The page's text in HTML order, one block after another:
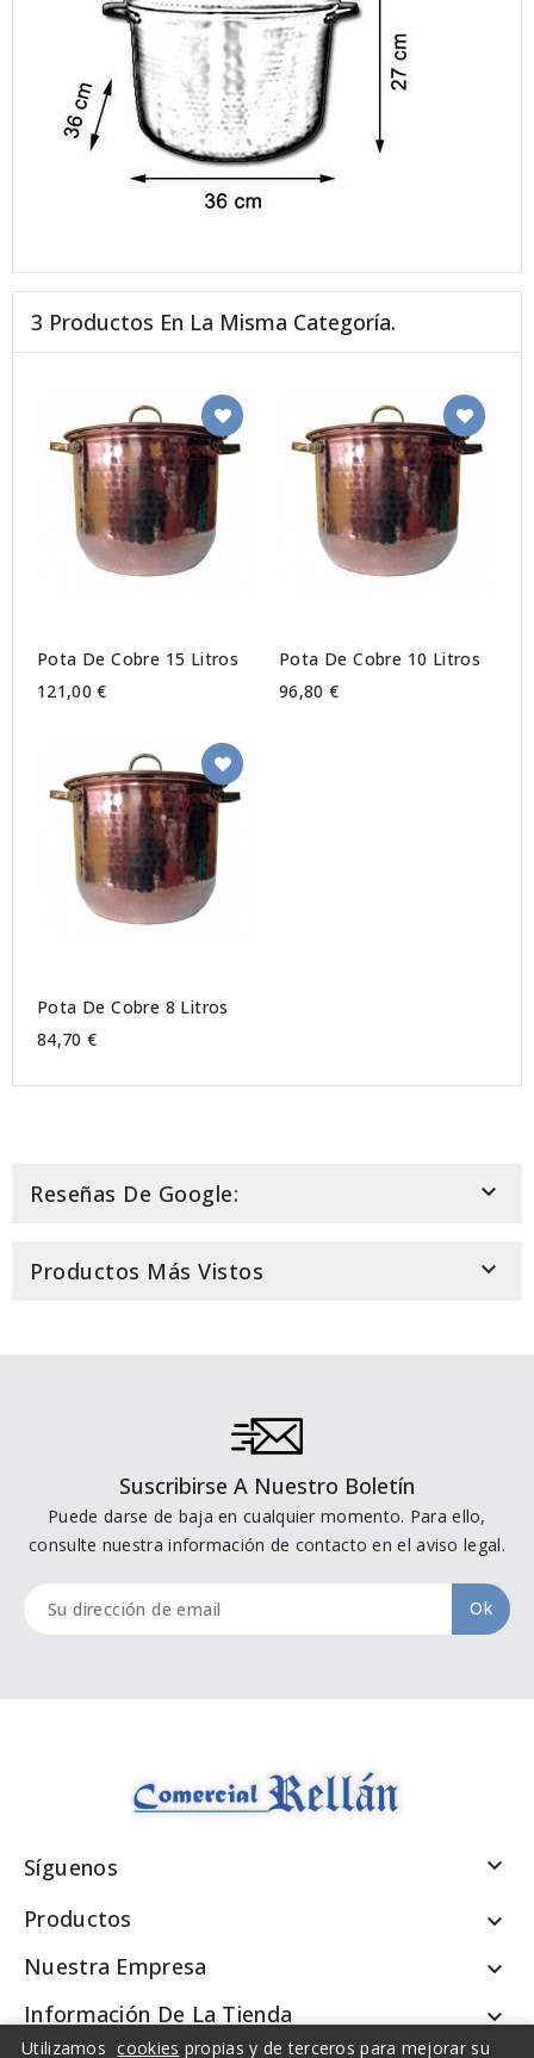
3 Productos En La Misma Categoría.
Pota De Cobre 15 Litros
121,00 €
Pota De Cobre 10 Litros
96,80 €
Pota De Cobre 8 Litros
84,70 €
Reseñas De Google: 
Productos Más Vistos 
Suscribirse A Nuestro Boletín
Puede darse de baja en cualquier momento. Para ello,
consulte nuestra información de contacto en el aviso legal.
Síguenos

Productos

Nuestra Empresa

Información De La Tienda

Utilizamos cookies propias y de terceros para mejorar su